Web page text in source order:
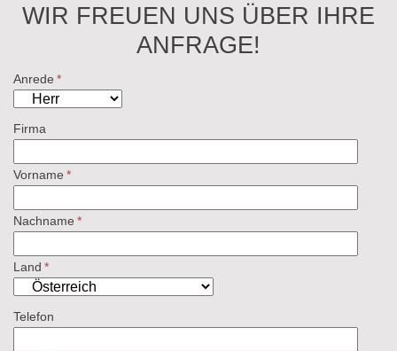
WIR FREUEN UNS ÜBER IHRE
ANFRAGE!
Anrede *
Firma
Vorname *
Nachname *
Land *
Telefon